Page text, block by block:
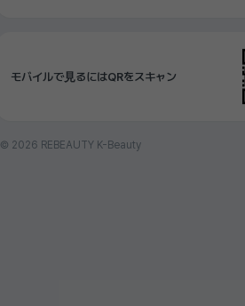
モバイルで見るにはQRをスキャン
© 2026 REBEAUTY K-Beauty